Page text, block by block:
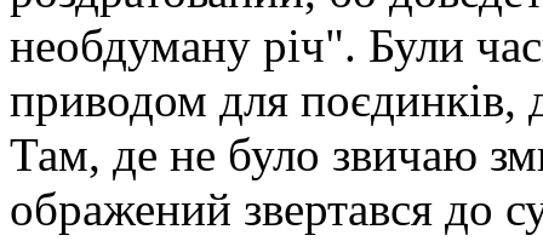
необдуману річ". Були
приводом для поєдинків,
Там, де не було звичаю
ображений звертався до